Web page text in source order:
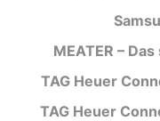
MEATER –
TAG Heuer
TAG Heuer